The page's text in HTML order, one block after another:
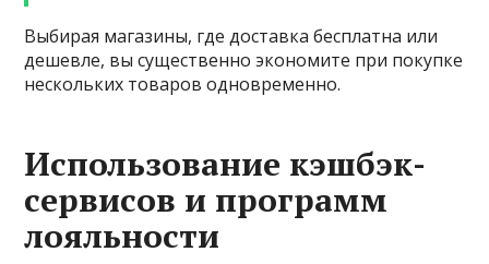
Выбирая магазины, где доставка бесплатна или
дешевле, вы существенно экономите при покупке
нескольких товаров одновременно.
Использование кэшбэк-
сервисов и программ
лояльности